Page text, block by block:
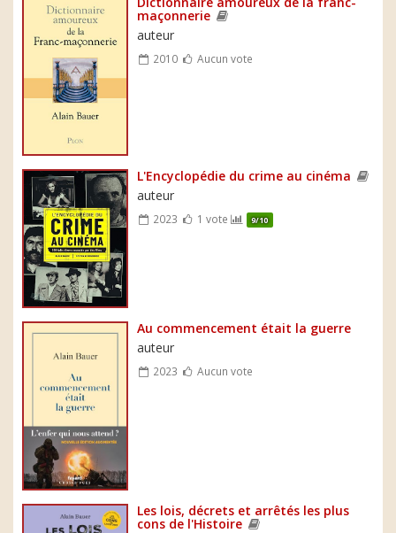
maçonnerie
auteur
2010 Aucun vote
L'Encyclopédie du crime au cinéma
auteur
2023 1 vote 9/10
Au commencement était la guerre
auteur
2023 Aucun vote
Les lois, décrets et arrêtés les plus
cons de l'Histoire